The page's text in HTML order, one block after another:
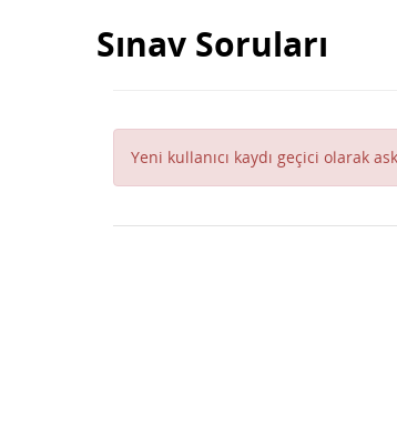
Sınav Soruları
Yeni kullanıcı kaydı geçici olarak